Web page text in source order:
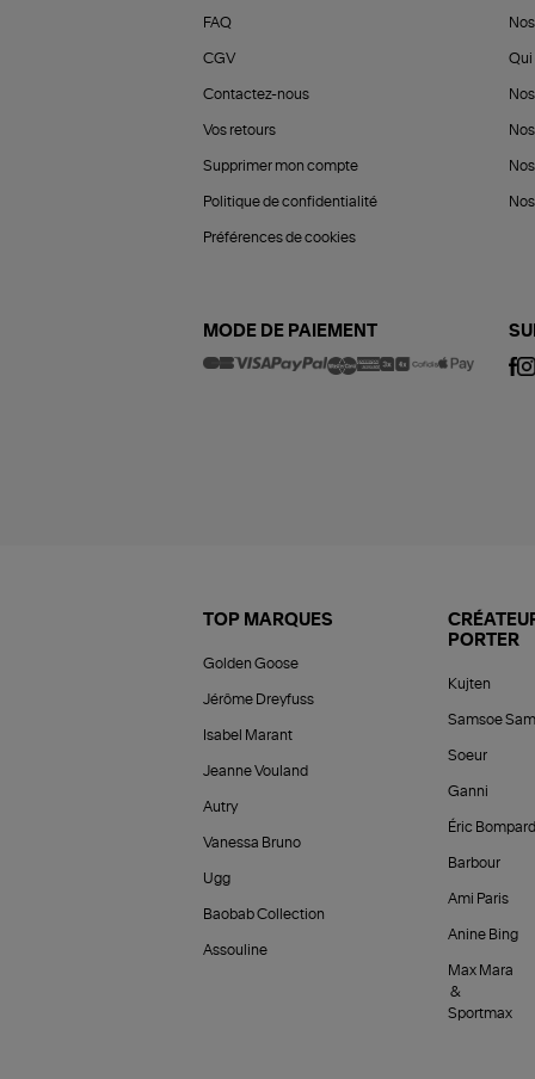
FAQ
CGV
Contactez-nous
Vos retours
Supprimer mon compte
Politique de confidentialité
Préférences de cookies
Qui
MODE DE PAIEMENT
TOP MARQUES
Golden Goose
Jérôme Dreyfuss
Isabel Marant
Jeanne Vouland
Autry
Vanessa Bruno
Ugg
Baobab Collection
Assouline
PORTER
Kujten
Samsoe
Soeur
Ganni
Éric Bompard
Barbour
Ami Paris
Anine Bing
Max Mara
&
Sportmax